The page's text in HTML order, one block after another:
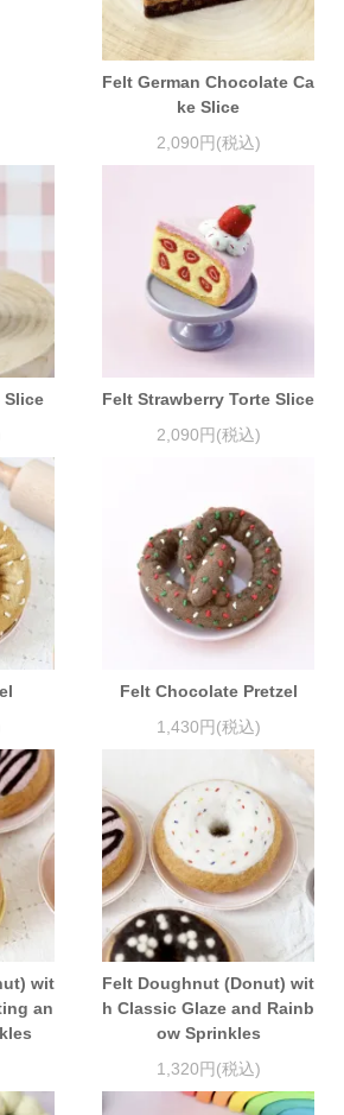
Felt German Chocolate Ca
ke Slice
2,090円(税込)
Slice
Felt Strawberry Torte Slice
2,090円(税込)
Felt Chocolate Pretzel
1,430円(税込)
wit
an
Felt Doughnut (Donut) wit
h Classic Glaze and Rainb
ow Sprinkles
1,320円(税込)